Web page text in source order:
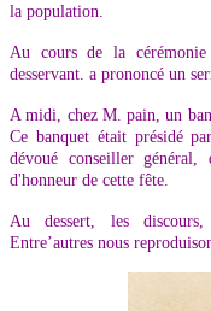
la population.
Au cours de la
desservant. a prononcé un
A midi, chez M. pain, un
Ce banquet était présidé
dévoué conseiller
d'honneur de cette fête.
Au dessert, les discours,
Entre’autres nous